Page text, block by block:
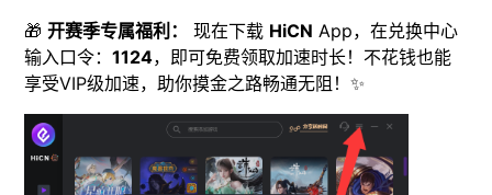
🎁开赛季专属福利： 现在下载 HiCN App，在兑换中心
输入口令：1124，即可免费领取加速时长！不花钱也能
享受VIP级加速，助你摸金之路畅通无阻！✨